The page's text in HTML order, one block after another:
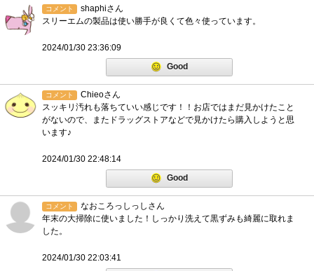
コメント
shaphiさん
スリーエムの製品は使い勝手が良くて色々使っています。
2024/01/30 23:36:09
Good
コメント
Chieoさん
スッキリ汚れも落ちていい感じです！！お店ではまだ見かけたこと
がないので、またドラッグストアなどで見かけたら購入しようと思
います♪
2024/01/30 22:48:14
Good
コメント
なおころっしっしさん
年末の大掃除に使いました！しっかり洗えて黒ずみも綺麗に取れま
した。
2024/01/30 22:03:41